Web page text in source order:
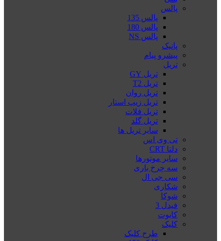
پالس
پالس 135
پالس 180
پالس NS
پانیک
پیشرو پیام
تریل
تریل GY
تریل T2
تریل روان
تریل زیپ استار
تریل فلات
تریل گلد
سایر تریل ها
تی وی اس
دلتا CRT
سایر موتورها
سه چرخ باری
سی جی ال
شکاری
شوکا
فیدل 3
کایوت
کلیک
طرح کلیک